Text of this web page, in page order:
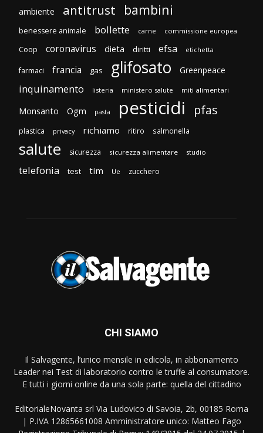
ambiente antitrust bambini
benessere animale bollette carne commissione europea
Coop coronavirus dieta diritti efsa etichetta
farmaci francia gas glifosato Greenpeace
inquinamento listeria ministero salute miti alimentari
Monsanto Ogm pasta pesticidi pfas
plastica privacy richiamo ritiro salmonella
salute sicurezza sicurezza alimentare studio
telefonia test tim Ue zucchero
CHI SIAMO
Il Salvagente, l’unico mensile in edicola, in abbonamento
Leader nei Test di laboratorio contro le truffe al consumatore.
E tutti i giorni online da una sola parte: quella del cittadino
EditorialeNovanta srl Via Ludovico di Savoia, 2b, 00185 Roma
| P.IVA 12865661008 Amministratore unico: Matteo Fago